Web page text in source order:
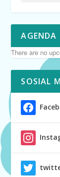
AGENDA
There are no
SOSIAL